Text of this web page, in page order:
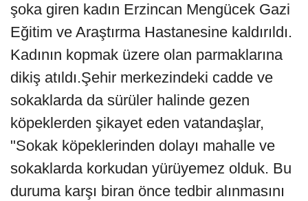
şoka giren kadın Erzincan Mengücek Gazi
Eğitim ve Araştırma Hastanesine kaldırıldı.
Kadının kopmak üzere olan parmaklarına
dikiş atıldı.Şehir merkezindeki cadde ve
sokaklarda da sürüler halinde gezen
köpeklerden şikayet eden vatandaşlar,
"Sokak köpeklerinden dolayı mahalle ve
sokaklarda korkudan yürüyemez olduk. Bu
duruma karşı biran önce tedbir alınmasını